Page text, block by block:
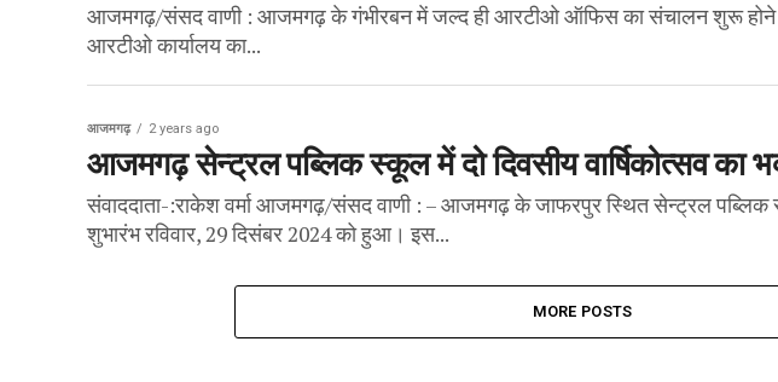
आजमगढ़/संसद वाणी : आजमगढ़ के गंभीरबन में जल्द ही आरटीओ ऑफिस का संचालन शुरू होने
आरटीओ कार्यालय का...
आजमगढ़ 2 years ago
आजमगढ़ सेन्ट्रल पब्लिक स्कूल में दो दिवसीय वार्षिकोत्सव का
संवाददाता-:राकेश वर्मा आजमगढ़/संसद वाणी : – आजमगढ़ के जाफरपुर स्थित सेन्ट्रल पब्लिक
शुभारंभ रविवार, 29 दिसंबर 2024 को हुआ। इस...
MORE POSTS